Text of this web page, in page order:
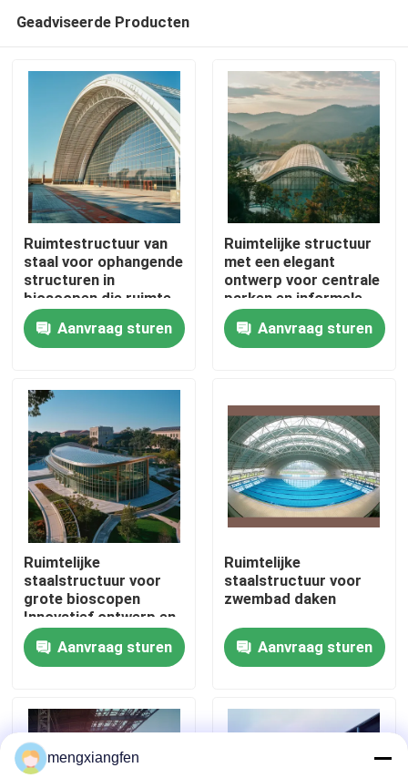
Huis
Producten
Fabrieksreis
Kwaliteitscontrole
Contacteer ons
Nieuws
Gevallen
staal ruimtekaders
Ruimtekaderbundel
Geadviseerde Producten
Ruimtestructuur van
staal voor ophangende
structuren in
bioscopen die ruimte
en geluidskwaliteit
maximaliseren
Aanvraag sturen
Ruimtelijke structuur
met een elegant
ontwerp voor centrale
parken en informele
faciliteiten Duurzame
en veelzijdige stalen
gebouwen
Aanvraag sturen
Ruimtelijke
staalstructuur voor
grote bioscopen
Innovatief ontwerp en
structurele integriteit
Aanvraag sturen
Ruimtelijke
staalstructuur voor
zwembad daken
Aanvraag sturen
mengxiangfen